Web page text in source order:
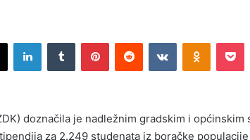
X LinkedInTumblr PinterestReddit VKontakte
doznačila je nadležnim gradskim i općinskim
za 2.249 studenata iz boračke